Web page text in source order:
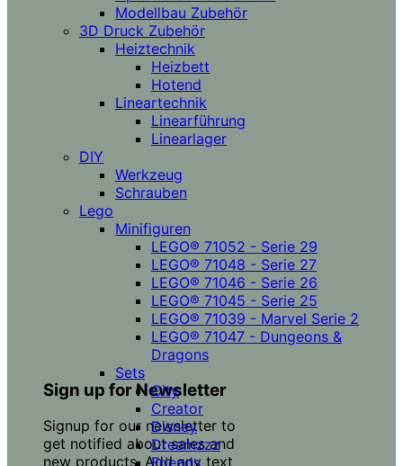
Sign up for Newsletter
Signup for our newsletter to
get notified about sales and
new products. Add any text
Modellbau Zubehör
3D Druck Zubehör
Heiztechnik
Heizbett
Hotend
Lineartechnik
Linearführung
Linearlager
DIY
Werkzeug
Schrauben
Lego
Minifiguren
LEGO® 71052 - Serie 29
LEGO® 71048 - Serie 27
LEGO® 71046 - Serie 26
LEGO® 71045 - Serie 25
LEGO® 71039 - Marvel Serie 2
LEGO® 71047 - Dungeons &
Dragons
Sets
City
Creator
Disney
Dreamzzz
Friends